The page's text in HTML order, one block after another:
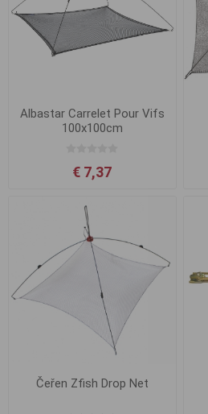
Albastar Carrelet Pour Vifs
100x100cm
€ 7,37
Čeřen Zfish Drop Net